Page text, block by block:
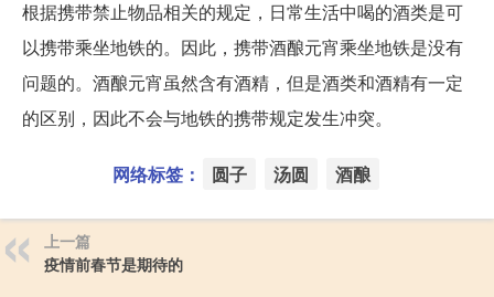
根据携带禁止物品相关的规定，日常生活中喝的酒类是可
以携带乘坐地铁的。因此，携带酒酿元宵乘坐地铁是没有
问题的。酒酿元宵虽然含有酒精，但是酒类和酒精有一定
的区别，因此不会与地铁的携带规定发生冲突。
网络标签： 圆子 汤圆 酒酿
上一篇
疫情前春节是期待的